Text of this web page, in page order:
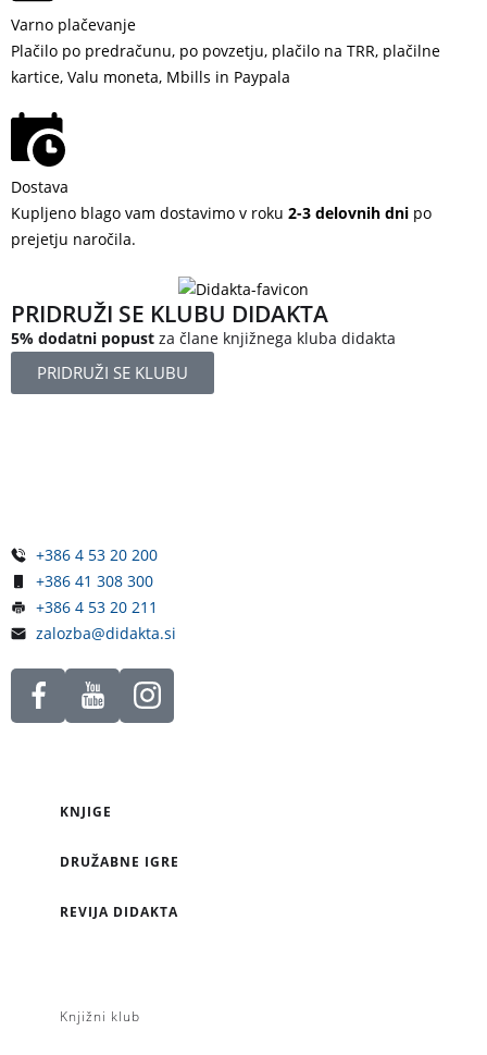
Varno plačevanje
Plačilo po predračunu, po povzetju, plačilo na TRR, plačilne
kartice, Valu moneta, Mbills in Paypala
Dostava
Kupljeno blago vam dostavimo v roku 2-3 delovnih dni po
prejetju naročila.
PRIDRUŽI SE KLUBU DIDAKTA
5% dodatni popust za člane knjižnega kluba didakta
PRIDRUŽI SE KLUBU
+386 4 53 20 200
+386 41 308 300
+386 4 53 20 211
zalozba@didakta.si
KNJIGE
DRUŽABNE IGRE
REVIJA DIDAKTA
Knjižni klub